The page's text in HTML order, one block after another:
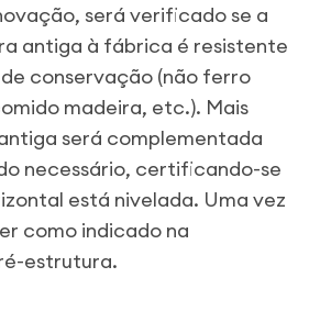
será verificado se a
antiga à fábrica é resistente
conservação (não ferro
madeira, etc.). Mais
será complementada
necessário, certificando-se
está nivelada. Uma vez
como indicado na
estrutura.